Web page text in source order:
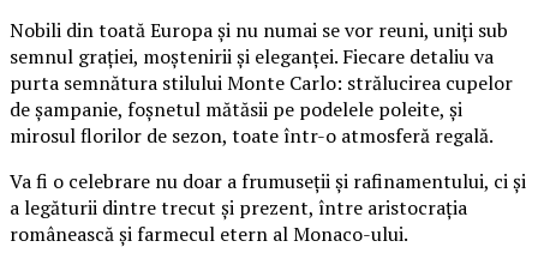
Nobili din toată Europa și nu numai se vor reuni, uniți sub
semnul grației, moștenirii și eleganței. Fiecare detaliu va
purta semnătura stilului Monte Carlo: strălucirea cupelor
de șampanie, foșnetul mătăsii pe podelele poleite, și
mirosul florilor de sezon, toate într-o atmosferă regală.
Va fi o celebrare nu doar a frumuseții și rafinamentului, ci și
a legăturii dintre trecut și prezent, între aristocrația
românească și farmecul etern al Monaco-ului.